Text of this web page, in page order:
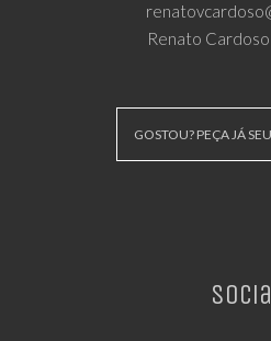
Renato
GOSTOU? PEÇA JÁ